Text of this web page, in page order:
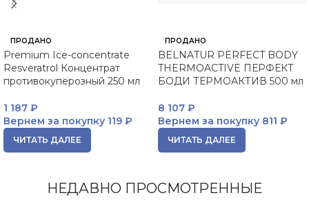
ПРОДАНО
Premium Ice-concentrate
Resveratrol Концентрат
противокуперозный 250 мл
1 187 ₽
Вернем за покупку 119 ₽
ЧИТАТЬ ДАЛЕЕ
ПРОДАНО
BELNATUR PERFECT BODY
THERMOACTIVE ПЕРФЕКТ
БОДИ ТЕРМОАКТИВ 500 мл
8 107 ₽
Вернем за покупку 811 ₽
ЧИТАТЬ ДАЛЕЕ
НЕДАВНО ПРОСМОТРЕННЫЕ